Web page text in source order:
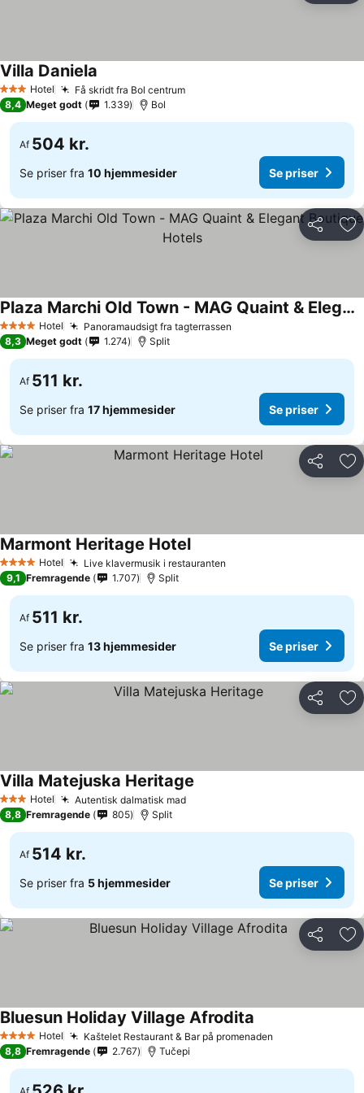
3 StjernerHotel Få skridt fra Bol centrum
Villa Daniela
8,4 Meget godt 1.339 Bol
Af 504 kr.
Se priser fra 10 hjemmesider Se priser
Del
4 StjernerHotel Panoramaudsigt fra tagterrassen
Plaza Marchi Old Town - MAG Quaint & Elegant Boutique Hotels
8,3 Meget godt 1.274 Split
Af 511 kr.
Se priser fra 17 hjemmesider Se priser
Del
4 StjernerHotel Live klavermusik i restauranten
Marmont Heritage Hotel
9,1 Fremragende 1.707 Split
Af 511 kr.
Se priser fra 13 hjemmesider Se priser
Del
3 StjernerHotel Autentisk dalmatisk mad
Villa Matejuska Heritage
8,8 Fremragende 805 Split
Af 514 kr.
Se priser fra 5 hjemmesider Se priser
Del
4 StjernerHotel Kaštelet Restaurant & Bar på promenaden
Bluesun Holiday Village Afrodita
8,8 Fremragende 2.767 Tučepi
Af